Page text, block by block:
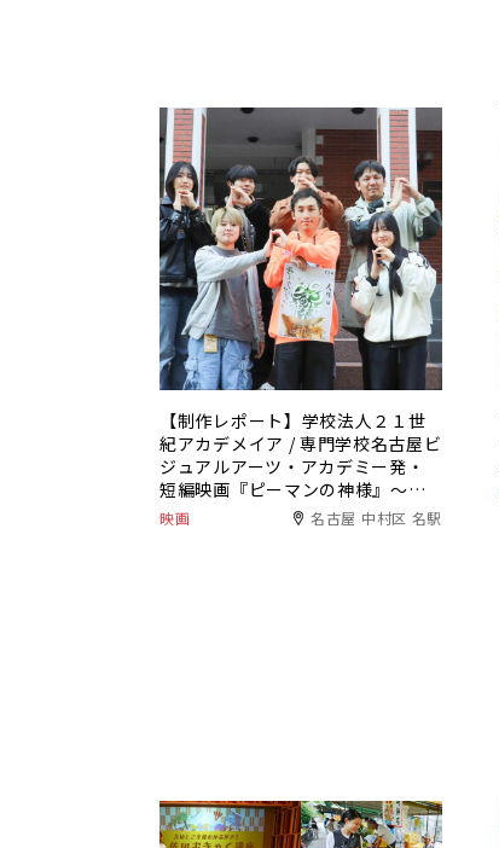
【制作レポート】学校法人２１世
紀アカデメイア / 専門学校名古屋ビ
ジュアルアーツ・アカデミー発・
短編映画『ピーマンの神様』～監
督のユーモアと学生たちの情熱が
映画 名古屋 中村区 名駅